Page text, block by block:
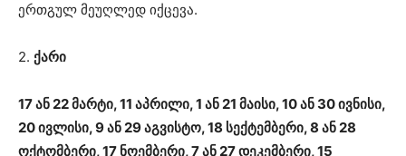
ერთგულ მეუღლედ იქცევა.
2. ქარი
17 ან 22 მარტი, 11 აპრილი, 1 ან 21 მაისი, 10 ან 30 ივნისი,
20 ივლისი, 9 ან 29 აგვისტო, 18 სექტემბერი, 8 ან 28
ოქტომბერი, 17 ნოემბერი, 7 ან 27 დეკემბერი, 15